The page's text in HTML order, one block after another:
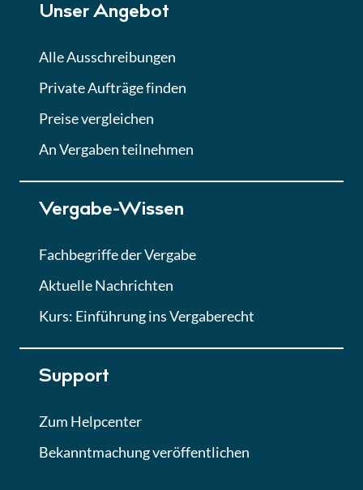
Eignung im Vergabeverfahren
Lektion 6
Abgabe von Angeboten
Lektion
Lektion 7
Finales Quiz
Unser Angebot
Alle Ausschreibungen
Private Aufträge finden
Preise vergleichen
An Vergaben teilnehmen
Vergabe-Wissen
Fachbegriffe der Vergabe
Aktuelle Nachrichten
Kurs: Einführung ins Vergaberecht
Support
Zum Helpcenter
Bekanntmachung veröffentlichen